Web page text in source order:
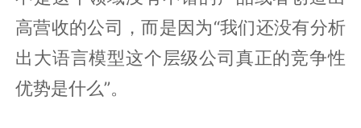
高营收的公司 ，而是因为“我们还没有分析
出大语言模型这个层级公司真正的竞争性
优势是什么”。